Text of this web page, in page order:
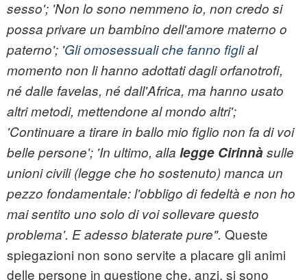
sesso'; 'Non lo sono nemmeno io, non credo si
possa privare un bambino dell'amore materno o
paterno'; 'Gli omosessuali che fanno figlial
momento non li hanno adottati dagli orfanotrofi,
né dalle favelas, né dall'Africa, ma hanno usato
altri metodi, mettendone al mondo altri';
'Continuare a tirare in ballo mio figlio non fa di voi
belle persone'; 'In ultimo, alla legge Cirinnàsulle
unioni civili (legge che ho sostenuto) manca un
pezzo fondamentale: l'obbligo di fedeltà e non ho
mai sentito uno solo di voi sollevare questo
problema'. E adesso blaterate pure". Queste
spiegazioni non sono servite a placare gli animi
delle persone in questione che, anzi, si sono